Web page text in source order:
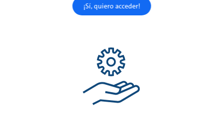
¡Sí, quiero acceder!